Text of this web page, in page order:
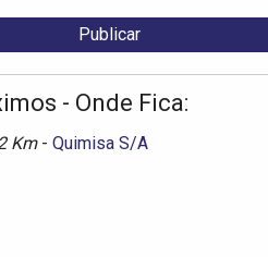
- Onde Fica:
Km - Quimisa S/A